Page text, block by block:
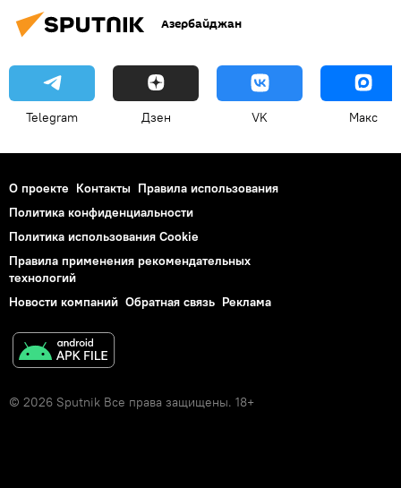
Азербайджан
Telegram Дзен VK Макс
О проекте Контакты Правила использования
Политика конфиденциальности
Политика использования Cookie
Правила применения рекомендательных
технологий
Новости компаний Обратная связь Реклама
© 2026 Sputnik Все права защищены. 18+